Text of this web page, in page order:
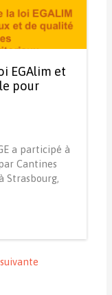
EGAlim et
pour
a participé à
Cantines
Strasbourg,